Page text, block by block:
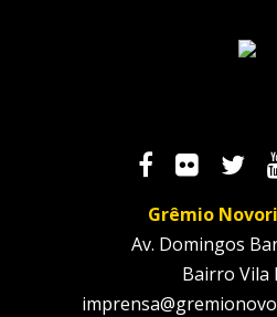
Grêmio
Av. Domingos
Bairro Vila